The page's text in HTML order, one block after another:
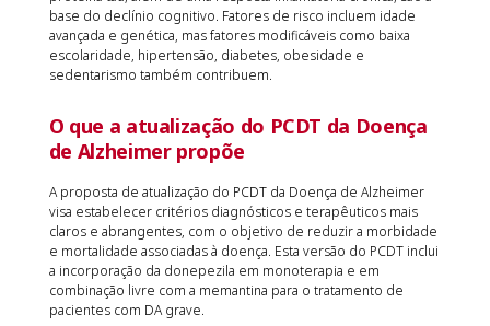
base do declínio cognitivo. Fatores de risco incluem idade
avançada e genética, mas fatores modificáveis como baixa
escolaridade, hipertensão, diabetes, obesidade e
sedentarismo também contribuem.
O que a atualização do PCDT da Doença
de Alzheimer propõe
A proposta de atualização do PCDT da Doença de Alzheimer
visa estabelecer critérios diagnósticos e terapêuticos mais
claros e abrangentes, com o objetivo de reduzir a morbidade
e mortalidade associadas à doença. Esta versão do PCDT inclui
a incorporação da donepezila em monoterapia e em
combinação livre com a memantina para o tratamento de
pacientes com DA grave.